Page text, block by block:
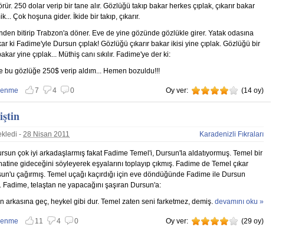
250 dolar verip bir tane alır. Gözlüğü takıp bakar herkes çıplak, çıkarır bakar
Çok hoşuna gider. İkide bir takıp, çıkarır.
bitirip Trabzon'a döner. Eve de yine gözünde gözlükle girer. Yatak odasına
ki Fadime'yle Dursun çıplak! Gözlüğü çıkarır bakar ikisi yine çıplak. Gözlüğü bir
yine çıplak... Müthiş canı sıkılır. Fadime'ye der ki:
bu gözlüğe 250$ verip aldım... Hemen bozuldu!!!
Oy ver: 4
(14 oy)
vazgeç
vazgeç
7 4 0
- 28 Nisan 2011 Karadenizli Fıkraları
çok iyi arkadaşlarmış fakat Fadime Temel'i, Dursun'la aldatıyormuş. Temel bir
gideceğini söyleyerek eşyalarını toplayıp çıkmış. Fadime de Temel çıkar
çağırmış. Temel uçağı kaçırdığı için eve döndüğünde Fadime ile Dursun
Fadime, telaştan ne yapacağını şaşıran Dursun'a:
arkasına geç, heykel gibi dur. Temel zaten seni farketmez, demiş. Vermemiştin
devamını oku »
Oy ver: 4
(29 oy)
11 4 0